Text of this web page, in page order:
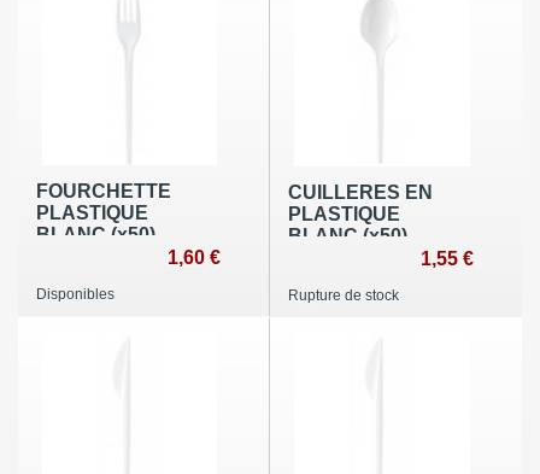
FOURCHETTE
PLASTIQUE
BLANC (x50)
1,60 €
Disponibles
CUILLERES EN
PLASTIQUE
BLANC (x50)
1,55 €
Rupture de stock